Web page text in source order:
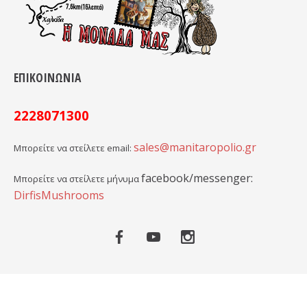
ΕΠΙΚΟΙΝΩΝΙΑ
2228071300
Μπορείτε να στείλετε email: sales@manitaropolio.gr
Μπορείτε να στείλετε μήνυμαfacebook/messenger:
DirfisMushrooms